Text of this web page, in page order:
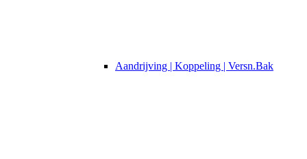
Aandrijving | Koppeling | Versn.Bak